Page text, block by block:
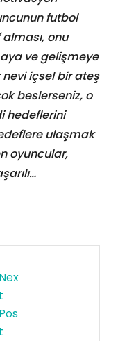
futbol
onu
ve gelişmeye
nevi içsel bir ateş
beslerseniz, o
hedeflerini
ulaşmak
oyuncular,
Nex
T
Pos
T